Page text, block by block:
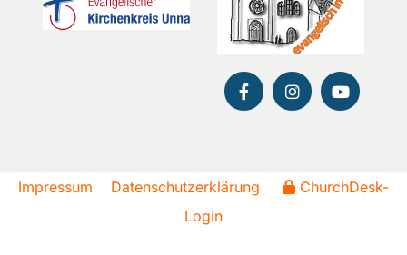
Impressum Datenschutzerklärung
ChurchDesk-
Login